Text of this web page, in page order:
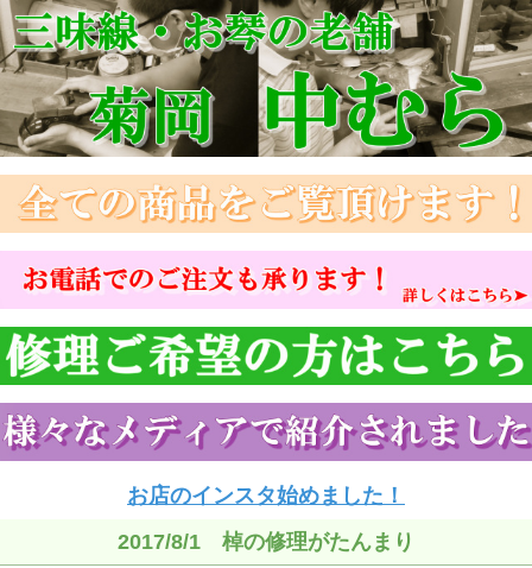
お店のインスタ始めました！
2017/8/1 棹の修理がたんまり